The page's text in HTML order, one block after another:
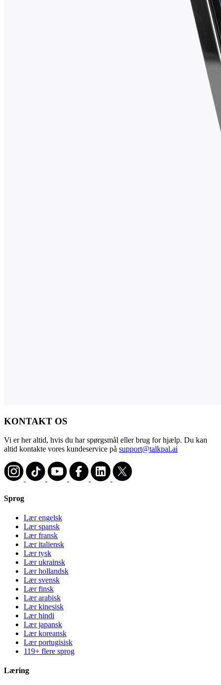
KONTAKT OS
Vi er her altid, hvis du har spørgsmål eller brug for hjælp. Du kan
altid kontakte vores kundeservice på support@talkpal.ai
Sprog
Lær engelsk
Lær spansk
Lær fransk
Lær italiensk
Lær tysk
Lær ukrainsk
Lær hollandsk
Lær svensk
Lær finsk
Lær arabisk
Lær kinesisk
Lær hindi
Lær japansk
Lær koreansk
Lær portugisisk
119+ flere sprog
Læring